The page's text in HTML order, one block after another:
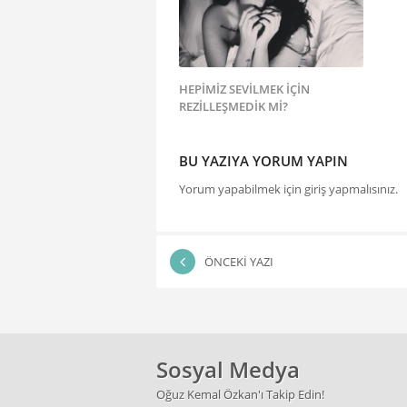
HEPİMİZ SEVİLMEK İÇİN
REZİLLEŞMEDİK Mİ?
BU YAZIYA YORUM YAPIN
Yorum yapabilmek için giriş yapmalısınız.
ÖNCEKI YAZI
Sosyal Medya
Oğuz Kemal Özkan'ı Takip Edin!